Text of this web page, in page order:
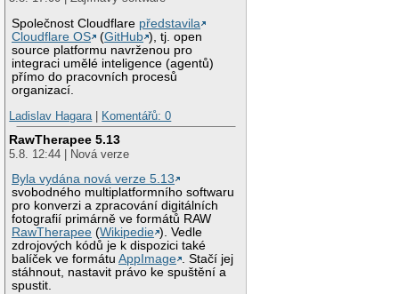
Společnost Cloudflare představila
Cloudflare OS
(GitHub ), tj. open
source platformu navrženou pro
integraci umělé inteligence (agentů)
přímo do pracovních procesů
organizací.
Ladislav Hagara| Komentářů: 0
RawTherapee 5.13
5.8. 12:44 | Nová verze
Byla vydána nová verze 5.13
svobodného multiplatformního softwaru
pro konverzi a zpracování digitálních
fotografií primárně ve formátů RAW
RawTherapee (Wikipedie ). Vedle
zdrojových kódů je k dispozici také
balíček ve formátuAppImage . Stačí jej
stáhnout, nastavit právo ke spuštění a
spustit.